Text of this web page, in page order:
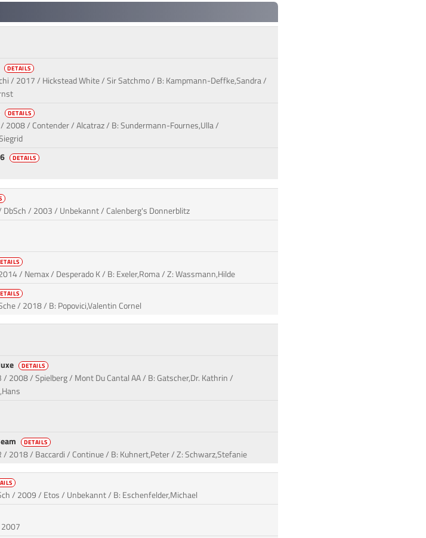
DETAILS
/ 2017 / Hickstead White / Sir Satchmo / B: Kampmann-Deffke,Sandra /
DETAILS
2008 / Contender / Alcatraz / B: Sundermann-Fournes,Ulla /
DETAILS
DbSch / 2003 / Unbekannt / Calenberg's Donnerblitz
/ Nemax / Desperado K / B: Exeler,Roma / Z: Wassmann,Hilde
/ 2018 / B: Popovici,Valentin Cornel
DETAILS
2008 / Spielberg / Mont Du Cantal AA / B: Gatscher,Dr. Kathrin /
DETAILS
2018 / Baccardi / Continue / B: Kuhnert,Peter / Z: Schwarz,Stefanie
/ 2009 / Etos / Unbekannt / B: Eschenfelder,Michael